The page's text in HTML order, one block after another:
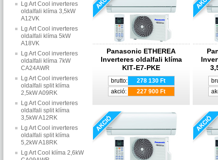
Lg Art Cool inverteres
oldalfali klíma 3,5kW
A12VK
Lg Art Cool inverteres
oldalfali klíma 5kW
A18VK
Lg Art Cool inverteres
oldalfali klíma 7kW
CA24AWR
Lg Art Cool inverteres
oldalfali split klíma
2,5kW A09RK
Lg Art Cool inverteres
oldalfali split klíma
3,5kW A12RK
Lg Art Cool inverteres
oldalfali split klíma
5,2kW A18RK
Lg Art Cool klíma 2,6kW
Panasonic ETHEREA
Inverteres oldalfali klíma
KIT‐E7‐PKE
brutto:
278 130 Ft
akció:
227 900 Ft